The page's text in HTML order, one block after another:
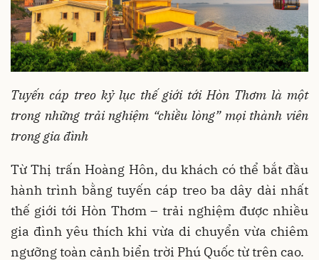
Tuyến cáp treo kỷ lục thế giới tới Hòn Thơm là một
trong những trải nghiệm “chiều lòng” mọi thành viên
trong gia đình
Từ Thị trấn Hoàng Hôn, du khách có thể bắt đầu
hành trình bằng tuyến cáp treo ba dây dài nhất
thế giới tới Hòn Thơm – trải nghiệm được nhiều
gia đình yêu thích khi vừa di chuyển vừa chiêm
ngưỡng toàn cảnh biển trời Phú Quốc từ trên cao.